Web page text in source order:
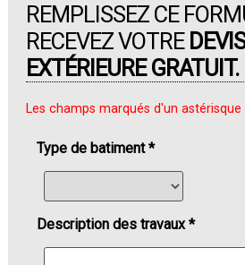
REMPLISSEZ CE
RECEVEZ VOTRE
EXTÉRIEURE GRATUIT.
Les champs marqués d'un
Type de batiment *
Description des travaux *